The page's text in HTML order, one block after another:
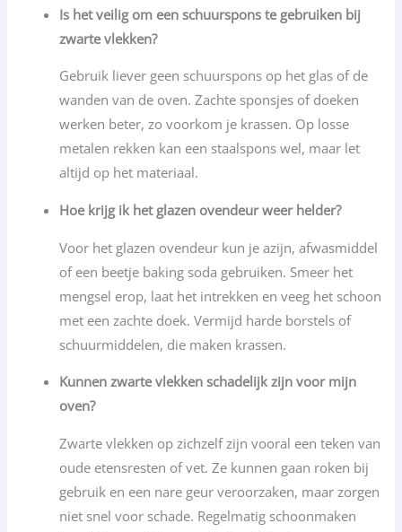
Is het veilig om een schuurspons te gebruiken bij
zwarte vlekken?
Gebruik liever geen schuurspons op het glas of de
wanden van de oven. Zachte sponsjes of doeken
werken beter, zo voorkom je krassen. Op losse
metalen rekken kan een staalspons wel, maar let
altijd op het materiaal.
Hoe krijg ik het glazen ovendeur weer helder?
Voor het glazen ovendeur kun je azijn, afwasmiddel
of een beetje baking soda gebruiken. Smeer het
mengsel erop, laat het intrekken en veeg het schoon
met een zachte doek. Vermijd harde borstels of
schuurmiddelen, die maken krassen.
Kunnen zwarte vlekken schadelijk zijn voor mijn
oven?
Zwarte vlekken op zichzelf zijn vooral een teken van
oude etensresten of vet. Ze kunnen gaan roken bij
gebruik en een nare geur veroorzaken, maar zorgen
niet snel voor schade. Regelmatig schoonmaken